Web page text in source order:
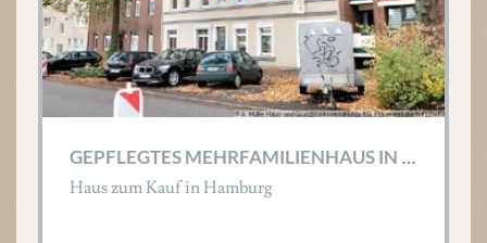
G
EPFLEGTES MEHRFAMILIENHAUS IN ZENTRALER LAGE!
Haus zum Kauf in Hamburg